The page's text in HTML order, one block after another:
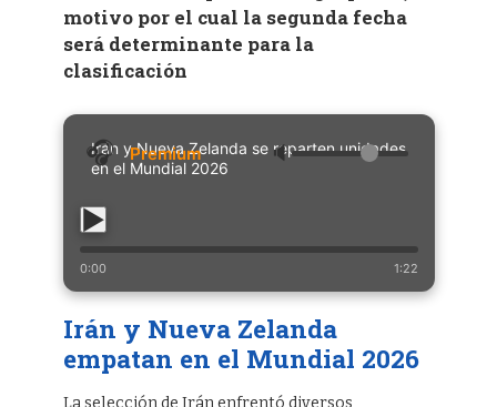
motivo por el cual la segunda fecha
será determinante para la
clasificación
Irán y Nueva Zelanda se reparten unidades
en el Mundial 2026
🔈
0:00 1:22
Irán y Nueva Zelanda
empatan en el Mundial 2026